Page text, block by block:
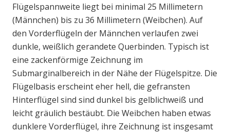
Flügelspannweite liegt bei minimal 25 Millimetern
(Männchen) bis zu 36 Millimetern (Weibchen). Auf
den Vorderflügeln der Männchen verlaufen zwei
dunkle, weißlich gerandete Querbinden. Typisch ist
eine zackenförmige Zeichnung im
Submarginalbereich in der Nähe der Flügelspitze. Die
Flügelbasis erscheint eher hell, die gefransten
Hinterflügel sind sind dunkel bis gelblichweiß und
leicht gräulich bestäubt. Die Weibchen haben etwas
dunklere Vorderflügel, ihre Zeichnung ist insgesamt